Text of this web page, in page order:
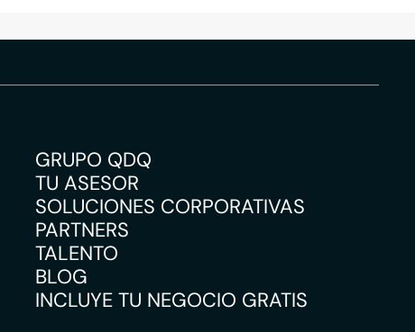
GRUPO QDQ
TU ASESOR
SOLUCIONES CORPORATIVAS
PARTNERS
TALENTO
BLOG
INCLUYE TU NEGOCIO GRATIS